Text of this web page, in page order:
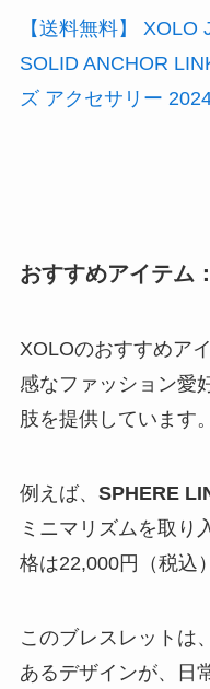
【送料無料】
SOLID ANCHOR
ズ アクセサリー
おすすめアイテム
XOLOのおすすめア
感なファッション愛
肢を提供しています。
例えば、 SPHERE
ミニマリズムを取り
格は22,000円（税込
このブレスレットは
あるデザインが、日